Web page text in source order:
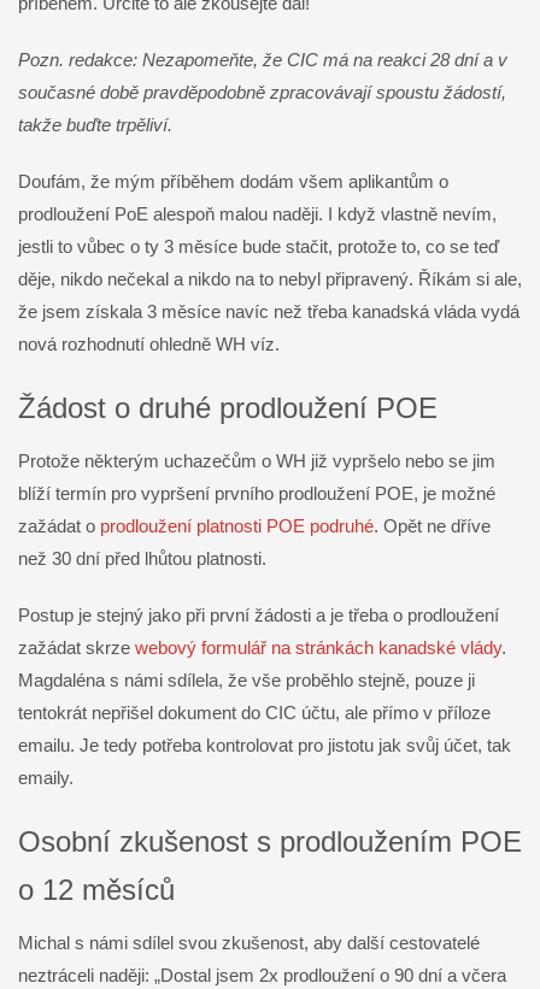
Pozn. redakce: Nezapomeňte, že CIC má na reakci 28 dní a v
současné době pravděpodobně zpracovávají spoustu žádostí,
takže buďte trpěliví.
Doufám, že mým příběhem dodám všem aplikantům o
prodloužení PoE alespoň malou naději. I když vlastně nevím,
jestli to vůbec o ty 3 měsíce bude stačit, protože to, co se teď
děje, nikdo nečekal a nikdo na to nebyl připravený. Říkám si ale,
že jsem získala 3 měsíce navíc než třeba kanadská vláda vydá
nová rozhodnutí ohledně WH víz.
Žádost o druhé prodloužení POE
Protože některým uchazečům o WH již vypršelo nebo se jim
blíží termín pro vypršení prvního prodloužení POE, je možné
zažádat o prodloužení platnosti POE podruhé. Opět ne dříve
než 30 dní před lhůtou platnosti.
Postup je stejný jako při první žádosti a je třeba o prodloužení
zažádat skrze webový formulář na stránkách kanadské vlády.
Magdaléna s námi sdílela, že vše proběhlo stejně, pouze ji
tentokrát nepřišel dokument do CIC účtu, ale přímo v příloze
emailu. Je tedy potřeba kontrolovat pro jistotu jak svůj účet, tak
emaily.
Osobní zkušenost s prodloužením POE
o 12 měsíců
Michal s námi sdílel svou zkušenost, aby další cestovatelé
neztráceli naději: „Dostal jsem 2x prodloužení o 90 dní a včera